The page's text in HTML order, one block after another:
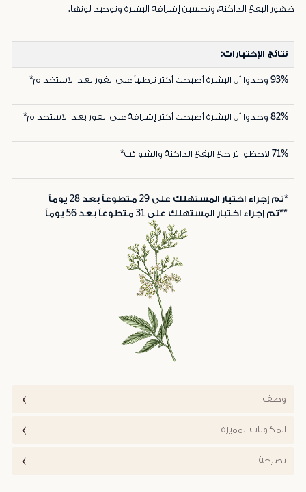
ظهور البقع الداكنة، وتحسين إشراقة البشرة وتوحيد لونها.
نتائج الإختبارات:
93% وجدوا أن البشرة أصبحت أكثر ترطيباً على الفور بعد الاستخدام*
82% وجدوا أن البشرة أصبحت أكثر إشراقة على الفور بعد الاستخدام*
71% لاحظوا تراجع البقع الداكنة والشوائب*
*تم إجراء اختبار المستهلك على 29 متطوعاً بعد 28 يوماً
**تم إجراء اختبار المستهلك على 31 متطوعاً بعد 56 يوماً
وصف
المكونات المميزة
نصيحة